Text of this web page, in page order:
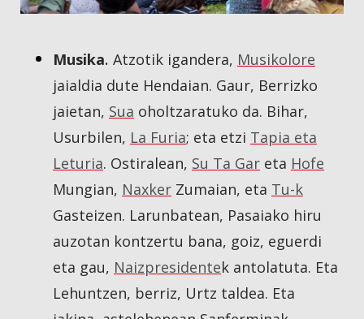
Musika. Atzotik igandera, Musikolore
jaialdia dute Hendaian. Gaur, Berrizko
jaietan, Sua oholtzaratuko da. Bihar,
Usurbilen, La Furia; eta etzi Tapia eta
Leturia. Ostiralean, Su Ta Gar eta Hofe
Mungian, Naxker Zumaian, eta Tu-k
Gasteizen. Larunbatean, Pasaiako hiru
auzotan kontzertu bana, goiz, eguerdi
eta gau, Naizpresidentek antolatuta. Eta
Lehuntzen, berriz, Urtz taldea. Eta